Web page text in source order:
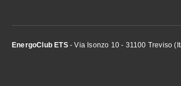
EnergoClub ETS- Via Isonzo 10 - 31100 Treviso